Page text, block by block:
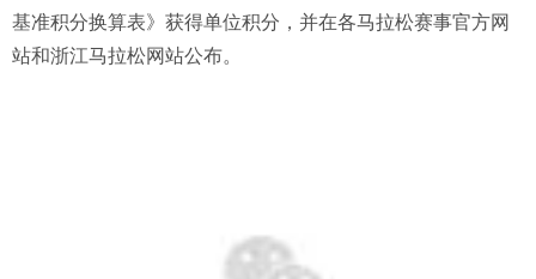
基准积分换算表》获得单位积分，并在各马拉松赛事官方网
站和浙江马拉松网站公布。